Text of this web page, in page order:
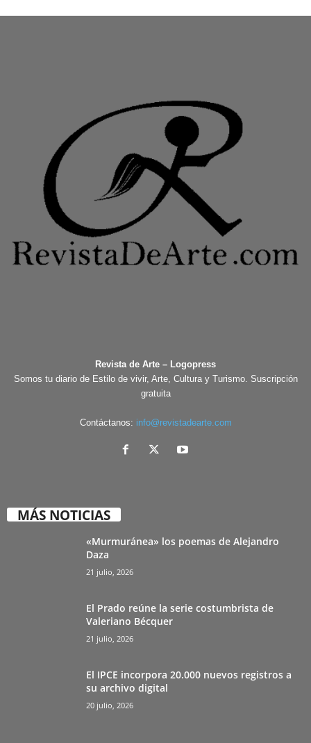
Revista de Arte – Logopress
Somos tu diario de Estilo de vivir, Arte, Cultura y Turismo. Suscripción
gratuita
Contáctanos: info@revistadearte.com
MÁS NOTICIAS
«Murmuránea» los poemas de Alejandro
Daza
21 julio, 2026
El Prado reúne la serie costumbrista de
Valeriano Bécquer
21 julio, 2026
El IPCE incorpora 20.000 nuevos registros a
su archivo digital
20 julio, 2026